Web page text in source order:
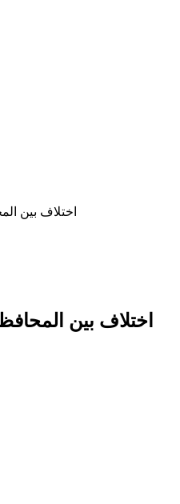
اختلاف بين
اختلاف بين